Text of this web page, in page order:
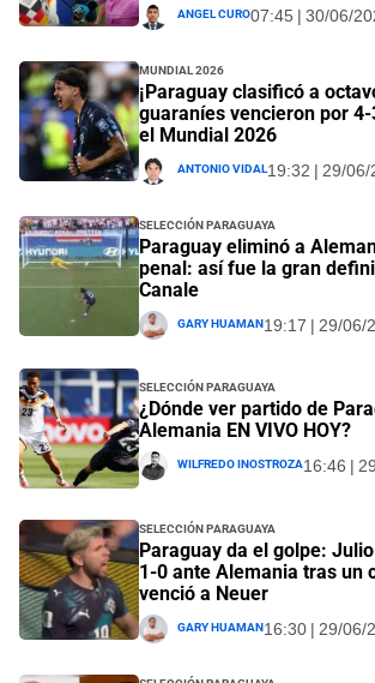
Angel Curo07:45 | 30/06/
Mundial 2026
¡Paraguay clasificó a
guaraníes vencieron por
el Mundial 2026
Antonio Vidal19:32 | 29/06/
Selección Paraguaya
Paraguay eliminó a
penal: así fue la gran
Canale
Gary Huaman19:17 | 29/06/
Selección Paraguaya
¿Dónde ver partido de
Alemania EN VIVO HOY?
Wilfredo Inostroza16:46 |
Selección Paraguaya
Paraguay da el golpe:
1-0 ante Alemania tras un
venció a Neuer
Gary Huaman16:30 | 29/06/